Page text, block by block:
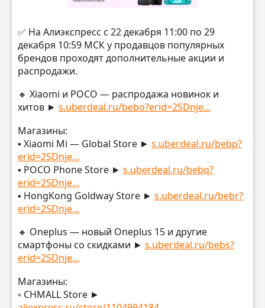
✅ На Алиэкспресс с 22 декабря 11:00 по 29
декабря 10:59 МСК у продавцов популярных
брендов проходят дополнительные акции и
распродажи.
🔸 Xiaomi и POCO — распродажа новинок и
хитов ► s.uberdeal.ru/bebo?erid=2SDnje...
Магазины:
▪️ Xiaomi Mi — Global Store ► s.uberdeal.ru/bebp?
erid=2SDnje...
▪️ POCO Phone Store ► s.uberdeal.ru/bebq?
erid=2SDnje...
▪️ HongKong Goldway Store ► s.uberdeal.ru/bebr?
erid=2SDnje...
🔸 Oneplus — новый Oneplus 15 и другие
смартфоны со скидками ► s.uberdeal.ru/bebs?
erid=2SDnje...
Магазины:
▫️ CHMALL Store ►